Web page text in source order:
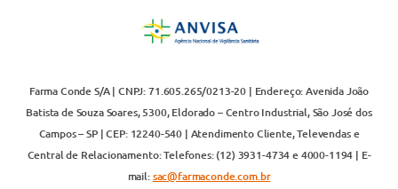
Farma Conde S/A | CNPJ: 71.605.265/0213-20 | Endereço: Avenida João
Batista de Souza Soares, 5300, Eldorado – Centro Industrial, São José dos
Campos – SP | CEP: 12240-540 | Atendimento Cliente, Televendas e
Central de Relacionamento: Telefones: (12) 3931-4734 e 4000-1194 | E-
mail:sac@farmaconde.com.br